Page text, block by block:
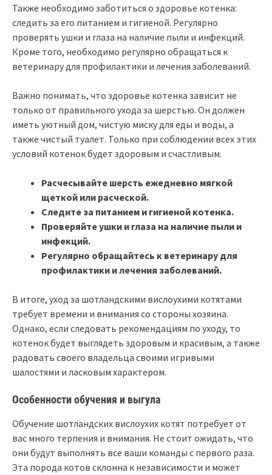
Также необходимо заботиться о здоровье котенка:
следить за его питанием и гигиеной. Регулярно
проверять ушки и глаза на наличие пыли и инфекций.
Кроме того, необходимо регулярно обращаться к
ветеринару для профилактики и лечения заболеваний.
Важно понимать, что здоровье котенка зависит не
только от правильного ухода за шерстью. Он должен
иметь уютный дом, чистую миску для еды и воды, а
также чистый туалет. Только при соблюдении всех этих
условий котенок будет здоровым и счастливым.
Расчесывайте шерсть ежедневно мягкой
щеткой или расческой.
Следите за питанием и гигиеной котенка.
Проверяйте ушки и глаза на наличие пыли и
инфекций.
Регулярно обращайтесь к ветеринару для
профилактики и лечения заболеваний.
В итоге, уход за шотландскими вислоухими котятами
требует времени и внимания со стороны хозяина.
Однако, если следовать рекомендациям по уходу, то
котенок будет выглядеть здоровым и красивым, а также
радовать своего владельца своими игривыми
шалостями и ласковым характером.
Особенности обучения и выгула
Обучение шотландских вислоухих котят потребует от
вас много терпения и внимания. Не стоит ожидать, что
они будут выполнять все ваши команды с первого раза.
Эта порода котов склонна к независимости и может